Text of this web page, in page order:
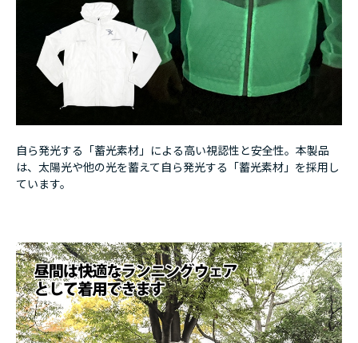
自ら発光する「蓄光素材」による高い視認性と安全性。本製品
は、太陽光や他の光を蓄えて自ら発光する「蓄光素材」を採用し
ています。